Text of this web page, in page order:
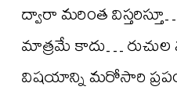
ద్వారా మరింత
మాత్రమే కాదు…
విషయాన్ని మరోసారి